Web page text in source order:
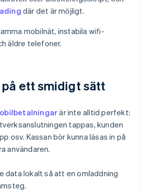
där det är möjligt.
mobilnät, instabila wifi-
äldre telefoner.
ett smidigt sätt
är inte alltid perfekt:
tappas, kunden
osv. Kassan bör kunna läsas in på
användaren.
data lokalt så att en omladdning